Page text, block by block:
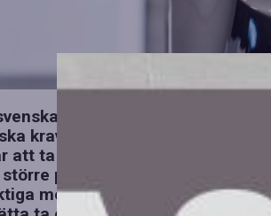
fordonssektorn
krav och pressade
att ta emot lärlingar. Att minska
större problem i framtiden.– Det
men just nu är det viktigare